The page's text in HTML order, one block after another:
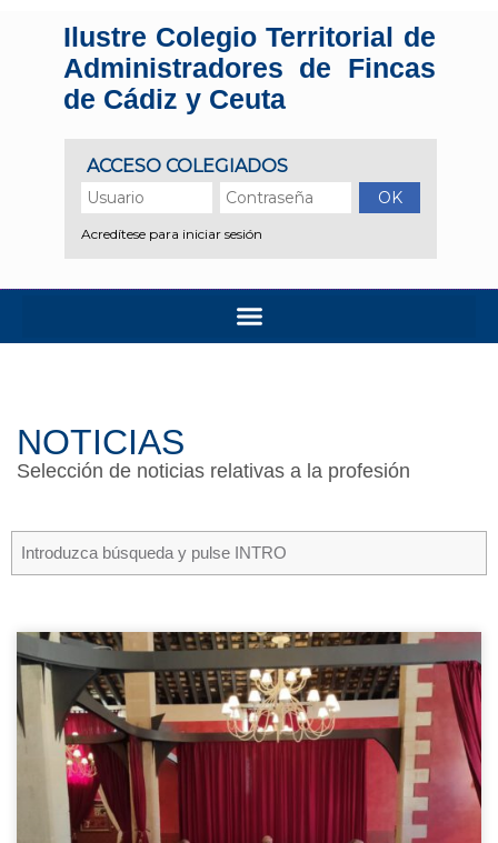
Ilustre Colegio Territorial de
Administradores de Fincas
de Cádiz y Ceuta
NOTICIAS
Selección de noticias relativas a la profesión